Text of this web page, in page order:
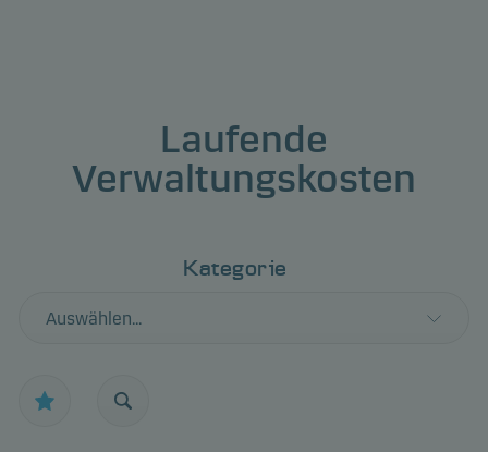
Laufende
Verwaltungskosten
Kategorie
Auswählen...